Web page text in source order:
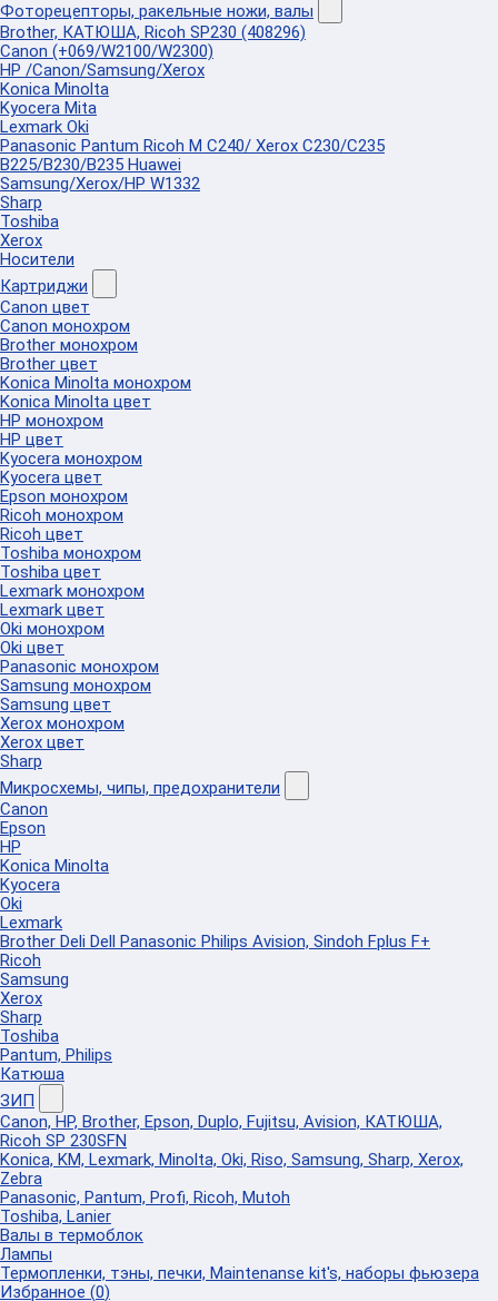
Фоторецепторы, ракельные ножи, валы
Brother, КАТЮША, Ricoh SP230 (408296)
Canon (+069/W2100/W2300)
HP /Canon/Samsung/Xerox
Konica Minolta
Kyocera Mita
Lexmark Oki
Panasonic Pantum Ricoh M C240/ Xerox C230/C235
B225/B230/B235 Huawei
Samsung/Xerox/HP W1332
Sharp
Toshiba
Xerox
Носители
Картриджи
Canon цвет
Canon монохром
Brother монохром
Brother цвет
Konica Minolta монохром
Konica Minolta цвет
HP монохром
HP цвет
Kyocera монохром
Kyocera цвет
Epson монохром
Ricoh монохром
Ricoh цвет
Toshiba монохром
Toshiba цвет
Lexmark монохром
Lexmark цвет
Oki монохром
Oki цвет
Panasonic монохром
Samsung монохром
Samsung цвет
Xerox монохром
Xerox цвет
Sharp
Микросхемы, чипы, предохранители
Canon
Epson
HP
Konica Minolta
Kyocera
Oki
Lexmark
Brother Deli Dell Panasonic Philips Avision, Sindoh Fplus F+
Ricoh
Samsung
Xerox
Sharp
Toshiba
Pantum, Philips
Катюша
ЗИП
Canon, HP, Brother, Epson, Duplo, Fujitsu, Avision, КАТЮША,
Ricoh SP 230SFN
Konica, KM, Lexmark, Minolta, Oki, Riso, Samsung, Sharp, Xerox,
Zebra
Panasonic, Pantum, Profi, Ricoh, Mutoh
Toshiba, Lanier
Валы в термоблок
Лампы
Термопленки, тэны, печки, Maintenanse kit's, наборы фьюзера
Избранное (0)